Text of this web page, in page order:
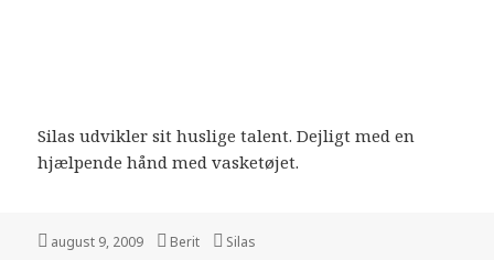
Silas udvikler sit huslige talent. Dejligt med en
hjælpende hånd med vasketøjet.
august 9, 2009 Berit Silas